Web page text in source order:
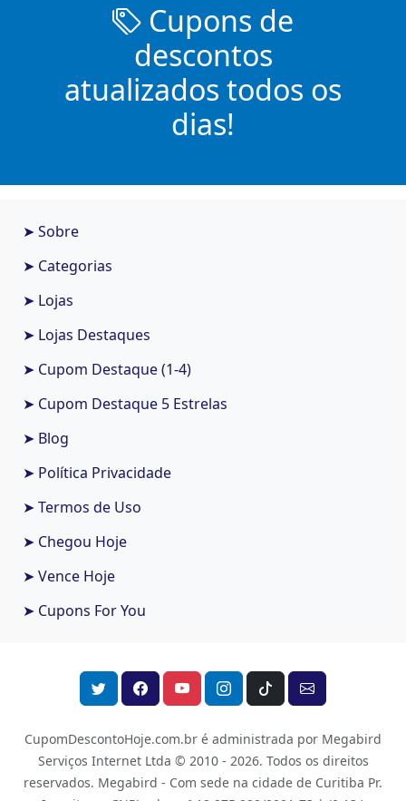
Cupons de
descontos
atualizados todos os
dias!
➤ Sobre
➤ Categorias
➤ Lojas
➤ Lojas Destaques
➤ Cupom Destaque (1-4)
➤ Cupom Destaque 5 Estrelas
➤ Blog
➤ Política Privacidade
➤ Termos de Uso
➤ Chegou Hoje
➤ Vence Hoje
➤ Cupons For You
CupomDescontoHoje.com.br é administrada por Megabird
Serviços Internet Ltda © 2010 - 2026. Todos os direitos
reservados. Megabird - Com sede na cidade de Curitiba Pr.